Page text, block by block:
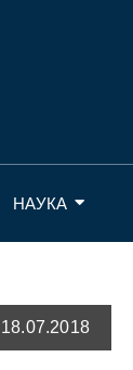
НАУКА
18.07.2018